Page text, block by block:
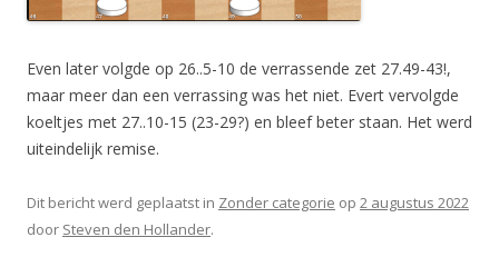
Even later volgde op 26..5-10 de verrassende zet 27.49-43!,
maar meer dan een verrassing was het niet. Evert vervolgde
koeltjes met 27..10-15 (23-29?) en bleef beter staan. Het werd
uiteindelijk remise.
Dit bericht werd geplaatst in Zonder categorie op 2 augustus 2022
door Steven den Hollander.